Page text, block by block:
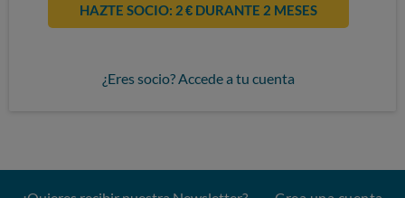
HAZTE SOCIO: 2 € DURANTE 2 MESES
¿Eres socio? Accede a tu cuenta